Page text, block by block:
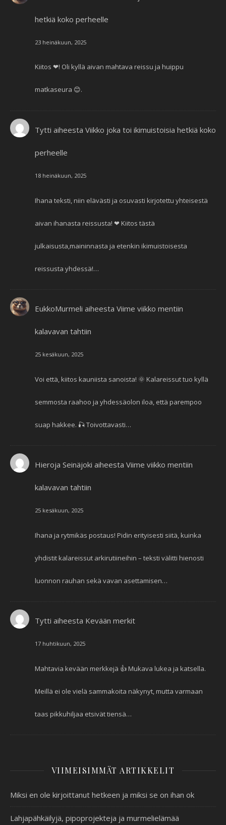
hetkiä koko perheelle
23 heinäkuun, 2025
Kiitos ❤! Oli kyllä aivan mahtava reissu ja huippu
matkaseura 😊.
Tytti aiheesta Viikko joka toi ikimuistoisia hetkiä koko
perheelle
18 heinäkuun, 2025
Ihana teksti, niin elävästi ja osuvasti kirjotettu yhteisestä
aivan ihanasta reissusta! ❤ Kiitos tästä
julkaisusta,maininnasta ja etenkin ikimuistoisesta
reissusta yhdessä!…
EukkoMurmeli aiheesta Viime viikko mentiin
kalavavan tahtiin
25 kesäkuun, 2025
Voi että, kiitos kauniista sanoista! 🌞 Kalareissut tuo kyllä
semmosta raahoo ja yhdessäolon iloa, että parempoo
suap hakkee. 🎣 Toivottavasti…
Hieroja Seinäjoki aiheesta Viime viikko mentiin
kalavavan tahtiin
25 kesäkuun, 2025
Ihana ja rytmikäs postaus! Pidin erityisesti siitä, kuinka
yhdistit kalareissut arkirutiineihin – teksti välitti hienosti
luonnon rauhan sekä vavan asettamisen…
Tytti aiheesta Kevään merkit
17 huhtikuun, 2025
Mahtavia kevään merkkejä 👍 Mukava lukea ja katsella.
Meillä ei ole vielä sammakoita näkynyt, mutta varmaan
taas pikkuhiljaa etsivät tiensä…
VIIMEISIMMÄT ARTIKKELIT
Miksi en ole kirjoittanut hetkeen ja miksi se on ihan ok
Lahjapähkäilyjä, pipoprojekteja ja murmelielämää